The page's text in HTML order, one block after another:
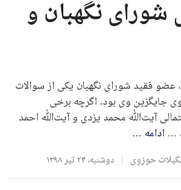
شورای نگهبان و
فقید شورای نگهبان یکی از سوالات
جایگزین وی بود. اگرچه برخی
احتمالی آيت‌ﷲ محمد یزدی و آیت‌ﷲ احمد
…ادامه …
حوزوی دوشنبه، ۲۴ تیر ۱۳۹۸